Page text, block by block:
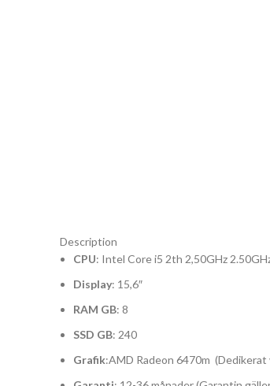
Description
CPU: Intel Core i5 2th 2,50GHz
Display: 15,6″
RAM GB: 8
SSD GB: 240
Grafik:AMD Radeon 6470m